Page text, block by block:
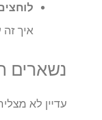
איך
נשארים
עדיין לא